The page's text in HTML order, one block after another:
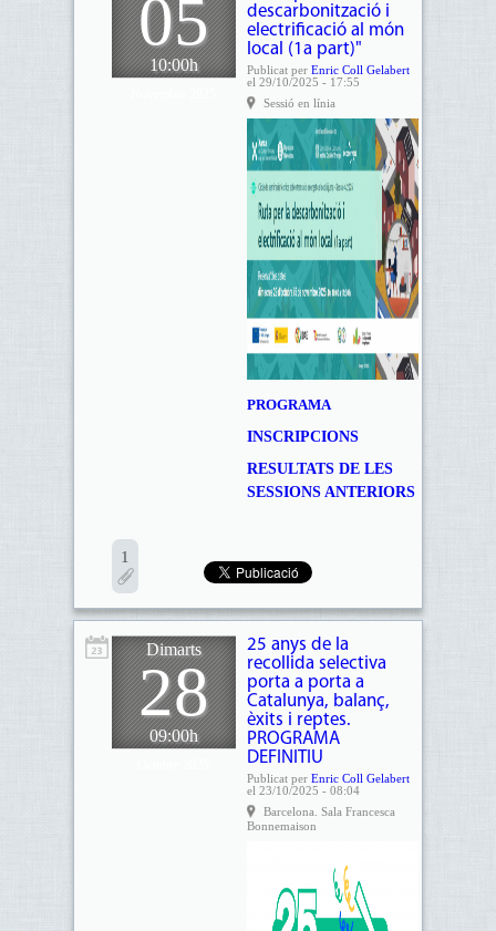
05
10:00h
descarbonització i
electrificació al món
local (1a part)"
Publicat per Enric Coll Gelabert
el 29/10/2025 - 17:55
Sessió en línia
PROGRAMA
INSCRIPCIONS
RESULTATS DE LES
SESSIONS ANTERIORS
1
Dimarts
28
09:00h
25 anys de la
recollida selectiva
porta a porta a
Catalunya, balanç,
èxits i reptes.
PROGRAMA
DEFINITIU
Publicat per Enric Coll Gelabert
el 23/10/2025 - 08:04
Barcelona. Sala Francesca
Bonnemaison